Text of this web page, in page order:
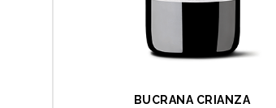
BUCRANA CRIANZA